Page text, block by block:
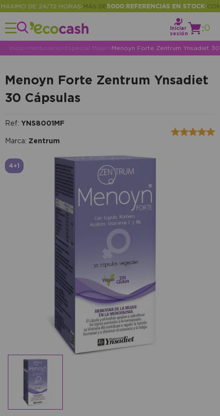
DE 24/72 HORAS•MÁS DE 5000 REFERENCIAS EN STOCK•
Iniciar
sesión
:0
Inicio>Herbolario>Especial Mujer>Menoyn Forte Zentrum Ynsadiet 30
Menoyn Forte Zentrum Ynsadiet
30 Cápsulas
Ref: YNS8001MF
Marca: Zentrum
4+1